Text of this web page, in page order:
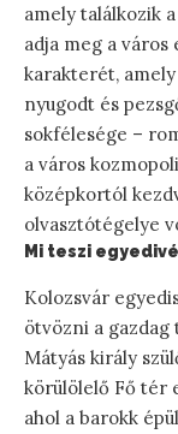
amely találkozik
adja meg a
karakterét,
nyugodt és
sokfélesége –
a város
középkortól
olvasztótégelye
Mi teszi
Kolozsvár
ötvözni a
Mátyás király
körülölelő Fő tér
ahol a barokk